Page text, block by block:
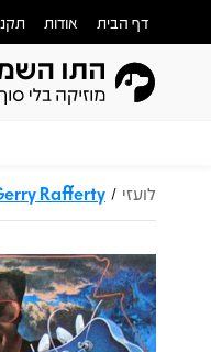
דף הבית אודות
לועזי /
Rafferty